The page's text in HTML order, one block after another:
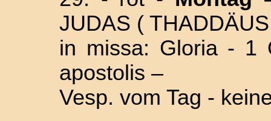
JUDAS (
in missa: Gloria - 1
apostolis –
Vesp. vom Tag -